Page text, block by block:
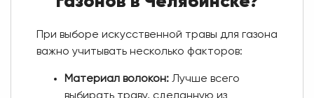
При выборе искусственной травы для газона
важно учитывать несколько факторов:
Материал волокон:Лучше всего